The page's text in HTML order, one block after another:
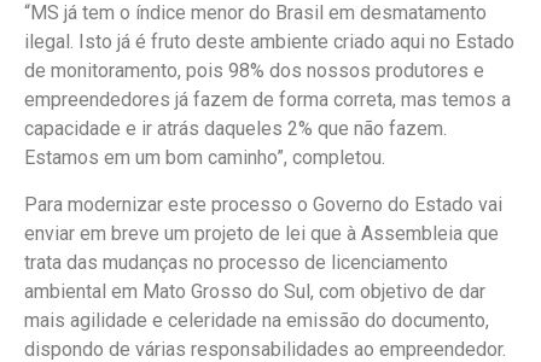
“MS já tem o índice menor do Brasil em desmatamento
ilegal. Isto já é fruto deste ambiente criado aqui no Estado
de monitoramento, pois 98% dos nossos produtores e
empreendedores já fazem de forma correta, mas temos a
capacidade e ir atrás daqueles 2% que não fazem.
Estamos em um bom caminho”, completou.
Para modernizar este processo o Governo do Estado vai
enviar em breve um projeto de lei que à Assembleia que
trata das mudanças no processo de licenciamento
ambiental em Mato Grosso do Sul, com objetivo de dar
mais agilidade e celeridade na emissão do documento,
dispondo de várias responsabilidades ao empreendedor.